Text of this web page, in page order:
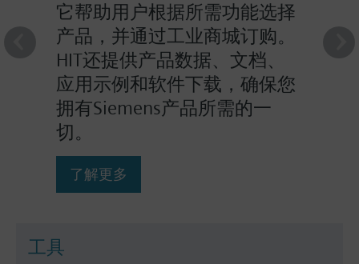
它帮助用户根据所需功能选择
产品，并通过工业商城订购。
HIT还提供产品数据、文档、
应用示例和软件下载，确保您
拥有Siemens产品所需的一
切。
了解更多
工具